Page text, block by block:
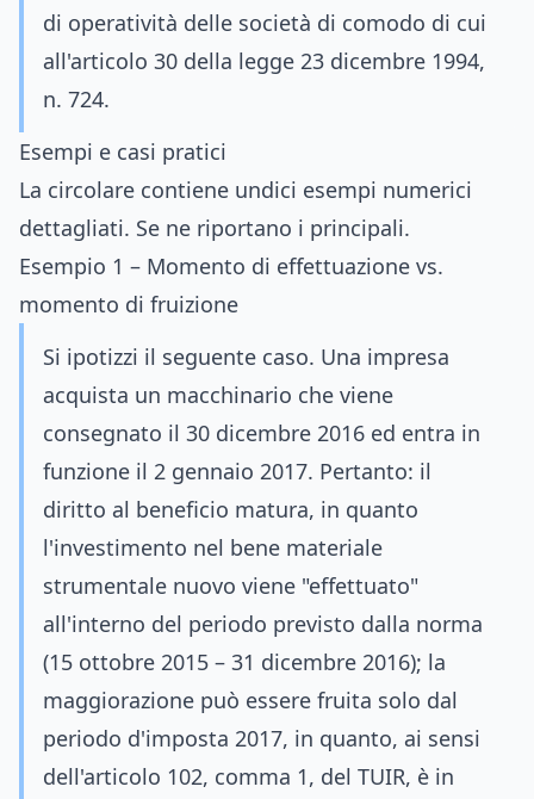
di operatività delle società di comodo di cui
all'articolo 30 della legge 23 dicembre 1994,
n. 724.
Esempi e casi pratici
La circolare contiene undici esempi numerici
dettagliati. Se ne riportano i principali.
Esempio 1 – Momento di effettuazione vs.
momento di fruizione
Si ipotizzi il seguente caso. Una impresa
acquista un macchinario che viene
consegnato il 30 dicembre 2016 ed entra in
funzione il 2 gennaio 2017. Pertanto: il
diritto al beneficio matura, in quanto
l'investimento nel bene materiale
strumentale nuovo viene "effettuato"
all'interno del periodo previsto dalla norma
(15 ottobre 2015 – 31 dicembre 2016); la
maggiorazione può essere fruita solo dal
periodo d'imposta 2017, in quanto, ai sensi
dell'articolo 102, comma 1, del TUIR, è in